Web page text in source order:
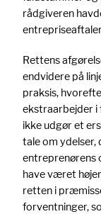
rådgiveren
Rettens
endvidere på
praksis,
ekstraarbejder i
ikke udgør et
tale om
entreprenørens
have været
retten i
forventninger,